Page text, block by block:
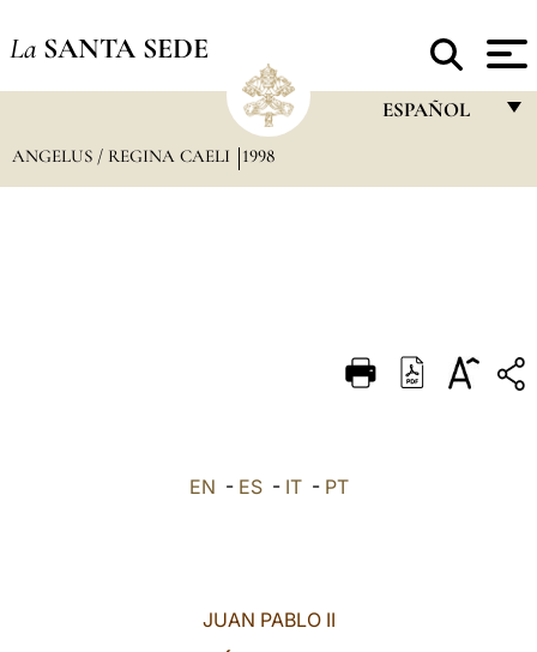
La SANTA SEDE
ESPAÑOL
DEUTSCH
ANGELUS / REGINA CAELI 1998
EN - ES- IT- PT
JUAN PABLO II